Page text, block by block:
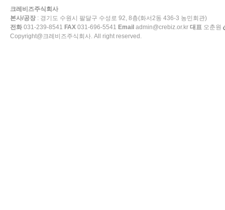
크레비즈주식회사
본사/공장 : 경기도 수원시 팔달구 수성로 92, 8층(화서2동 436-3 농민회관)
전화 031-239-8541 FAX 031-696-5541 Email admin@crebiz.or.kr 대표 오춘원
Copyright@크레비즈주식회사. All right reserved.